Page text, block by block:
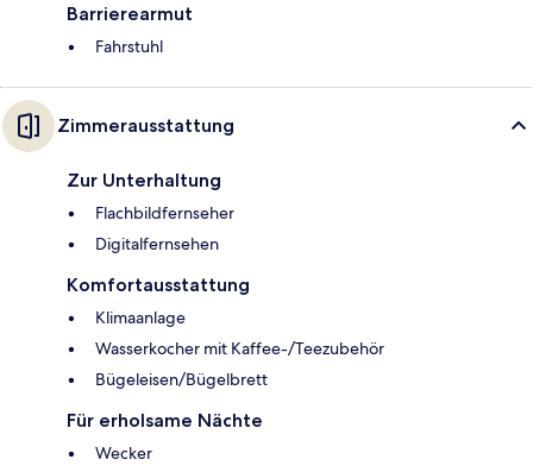
Barrierearmut
Fahrstuhl
Zimmerausstattung
Zur Unterhaltung
Flachbildfernseher
Digitalfernsehen
Komfortausstattung
Klimaanlage
Wasserkocher mit Kaffee-/Teezubehör
Bügeleisen/Bügelbrett
Für erholsame Nächte
Wecker